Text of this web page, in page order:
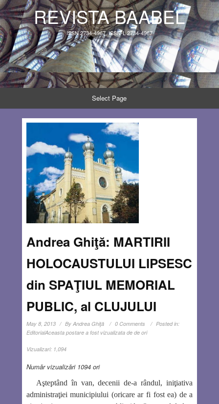
REVISTA BAABEL
ISSN 2734-4967, ISSN-L 2734-4967
Select Page
Andrea Ghiţă: MARTIRII
HOLOCAUSTULUI LIPSESC
din SPAŢIUL MEMORIAL
PUBLIC, al CLUJULUI
May 8, 2013 By Andrea Ghiţă 0 Comments
Posted in:
EditorialAceasta postare a fost vizualizata de de ori
Vizualizari: 1,094
Număr vizualizări 1094 ori
Aşteptând în van, decenii de-a rândul, iniţiativa
administraţiei municipiului (oricare ar fi fost ea) de a